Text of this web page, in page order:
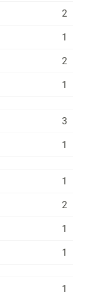
2
1
2
1
3
1
1
2
1
1
1